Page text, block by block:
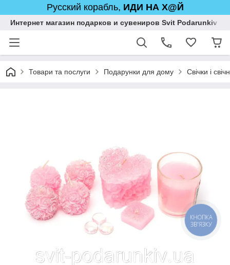
Русский корабль, ИДИ НА Х@Й
Интернет магазин подарков и сувениров Svit Podarunkiv
Товари та послуги Подарунки для дому Свічки і
КНОПКА
ЗВ'ЯЗКУ